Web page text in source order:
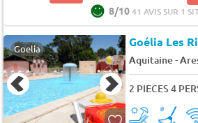
8/1041 AVIS SUR 1
Goelia
Aquitaine-
2 PIECES 4